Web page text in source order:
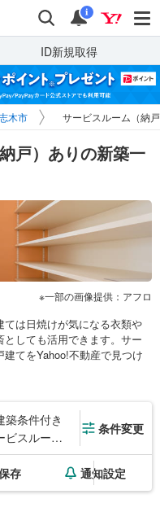
検索 通知
i
ID新規取得
木市 サービスルーム（納
戸）ありの新築一
一部の画像提供：アフロ
は日焼けが気になる衣類や
しても活用できます。サー
てをYahoo!不動産で見つけ
条件付き
ビスルーム
条件変更
存 通知設定